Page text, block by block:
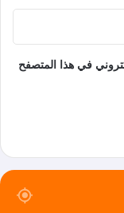
في هذا المتصفح